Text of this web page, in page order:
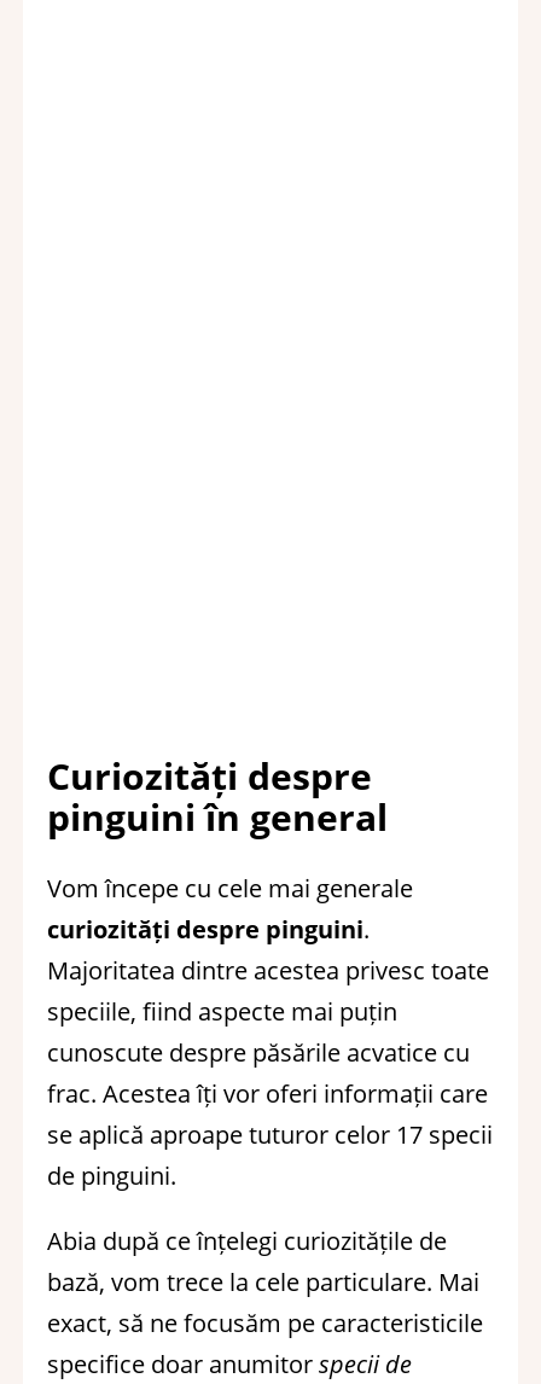
Curiozități despre
pinguini în general
Vom începe cu cele mai generale
curiozități despre pinguini.
Majoritatea dintre acestea privesc toate
speciile, fiind aspecte mai puțin
cunoscute despre păsările acvatice cu
frac. Acestea îți vor oferi informații care
se aplică aproape tuturor celor 17 specii
de pinguini.
Abia după ce înțelegi curiozitățile de
bază, vom trece la cele particulare. Mai
exact, să ne focusăm pe caracteristicile
specifice doar anumitorspecii de